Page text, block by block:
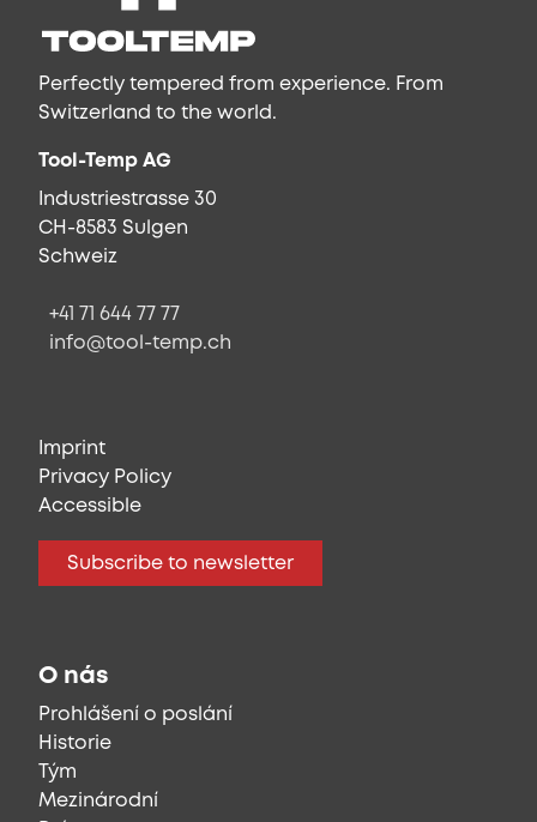
Perfectly tempered from experience. From
Switzerland to the world.
Tool-Temp AG
Industriestrasse 30
CH-8583 Sulgen
Schweiz
+41 71 644 77 77
info@tool-temp.ch
Imprint
Privacy Policy
Accessible
Subscribe to newsletter
O nás
Prohlášení o poslání
Historie
Tým
Mezinárodní